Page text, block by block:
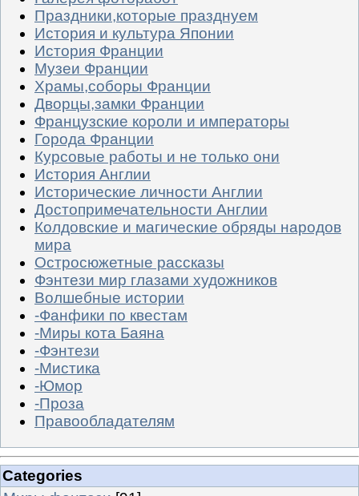
Праздники,которые празднуем
История и культура Японии
История Франции
Музеи Франции
Храмы,соборы Франции
Дворцы,замки Франции
Французские короли и императоры
Города Франции
Курсовые работы и не только они
История Англии
Исторические личности Англии
Достопримечательности Англии
Колдовские и магические обряды народов
мира
Остросюжетные рассказы
Фэнтези мир глазами художников
Волшебные истории
-Фанфики по квестам
-Миры кота Баяна
-Фэнтези
-Мистика
-Юмор
-Проза
Правообладателям
Categories